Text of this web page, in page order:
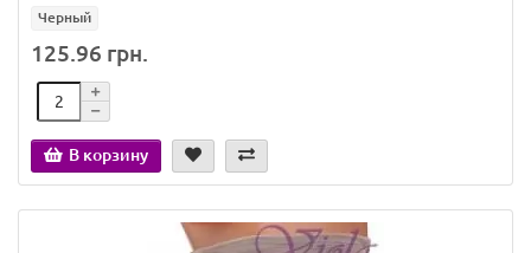
Черный
125.96 грн.
В корзину